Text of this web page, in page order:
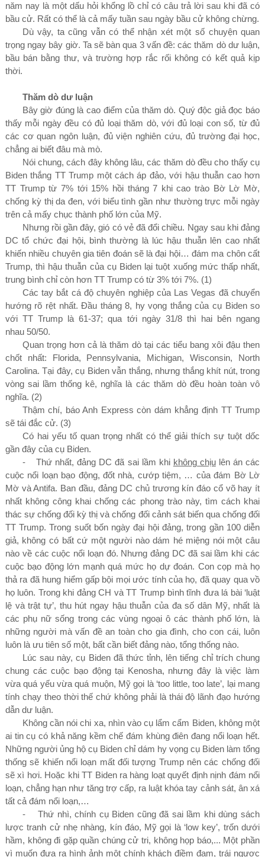
năm nay là một dấu hỏi khổng lồ chỉ có câu trả lời sau khi đã có
bầu cử. Rất có thể là cả mấy tuần sau ngày bầu cử không chừng.
Dù vậy, ta cũng vẫn có thể nhận xét một số chuyện quan
trọng ngay bây giờ. Ta sẽ bàn qua 3vấn đề: các thăm dò dư luận,
bầu bán bằng thư, và trường hợp rắc rối không có kết quả kịp
thời.
Thăm dò dư luận
Bây giờ đúng là cao điểm của thăm dò. Quý độc giả đọc báo
thấy mỗi ngày đều có đủ loại thăm dò, với đủ loại con số, từ đủ
các cơ quan ngôn luận, đủ viện nghiên cứu, đủ trường đại học,
chẳng ai biết đâu mà mò.
Nói chung, cách đây không lâu, các thăm dò đều cho thấy cụ
Biden thắng TT Trump một cách áp đảo, với hậu thuẫn cao hơn
TT Trump từ 7% tới 15% hồi tháng7 khi cao trào Bờ Lờ Mờ,
chống kỳ thị da đen, với biểu tình gần như thường trực mỗi ngày
trên cả mấy chục thành phố lớn của Mỹ.
Nhưng rồi gần đây, gió có vẻ đã đổi chiều. Ngay sau khi đảng
DC tổ chức đại hội, bình thường là lúc hậu thuẫn lên cao nhất
khiến nhiều chuyên gia tiên đoán sẽ là đại hội… đám ma chôn cất
Trump, thì hậu thuẫn của cụ Biden lại tuột xuống mức thấp nhất,
trung bình chỉ còn hơn TT Trump có từ 3% tới 7%. (1)
Các tay bắt cá độ chuyên nghiệp của Las Vegas đã chuyển
hướng rõ rệt nhất. Đầu tháng8, hy vọng thắng của cụ Biden so
với TT Trump là 61-37; qua tới ngày31/8thì hai bên ngang
nhau50/50.
Quan trọng hơn cả là thăm dò tại các tiểu bang xôi đậu then
chốt nhất: Florida, Pennsylvania, Michigan, Wisconsin, North
Carolina. Tại đây, cụ Biden vẫn thắng, nhưng thắng khít nút, trong
vòng sai lầm thống kê, nghĩa là các thăm dò đều hoàn toàn vô
nghĩa. (2)
Thậm chí, báo Anh Express còn dám khẳng định TT Trump
sẽ tái đắc cử. (3)
Có hai yếu tố quan trọng nhất có thể giải thích sự tuột dốc
gần đây của cụ Biden.
-
Thứ nhất, đảng DC đã sai lầm khi không chịulên án các
cuộc nổi loạn bạo động, đốt nhà, cướp tiệm, … của đám Bờ Lờ
Mờ và Antifa. Ban đầu, đảng DC chủ trương kín đáo cổ võ hay ít
nhất không công khai chống các phong trào này, tìm cách khai
thác sự chống đối kỳ thị và chống đối cảnh sát biến qua chống đối
TT Trump. Trong suốt bốn ngày đại hội đảng, trong gần 100diễn
giả, không có bất cứ một người nào dám hé miệng nói một câu
nào về các cuộc nổi loạn đó. Nhưng đảng DC đã sai lầm khi các
cuộc bạo động lớn mạnh quá mức họ dự đoán. Con cọp mà họ
thả ra đã hung hiểm gấp bội mọi ước tính của họ, đã quay qua vồ
họ luôn. Trong khi đảng CH và TT Trump bình tĩnh đưa lá bài ‘luật
lệ và trật tự’, thu hút ngay hậu thuẫn của đa số dân Mỹ, nhất là
các phụ nữ sống trong các vùng ngoại ô các thành phố lớn, là
những người mà vấn đề an toàn cho gia đình, cho con cái, luôn
luôn là ưu tiên số một, bất cần biết đảng nào, tổng thống nào.
Lúc sau này, cụ Biden đã thức tỉnh, lên tiếng chỉ trích chung
chung các cuộc bạo động tại Kenosha, nhưng đây là việc làm
vừa quá yếu vừa quá muộn, Mỹ gọi là ‘too little, too late’, lại mang
tính chạy theo thời thế chứ không phải là thái độ lãnh đạo hướng
dẫn dư luận.
Không cần nói chi xa, nhìn vào cụ lẩm cẩm Biden, không một
ai tin cụ có khả năng kềm chế đám khùng điên đang nổi loạn hết.
Những người ủng hộ cụ Biden chỉ dám hy vọng cụ Biden làm tổng
thống sẽ khiến nổi loạn mất đối tượng Trump nên các chống đối
sẽ xì hơi. Hoặc khi TT Biden ra hàng loạt quyết định nịnh đám nổi
loạn, chẳng hạn như tăng trợ cấp, ra luật khóa tay cảnh sát, ân xá
tất cả đám nổi loạn,…
-
Thứ nhì, chính cụ Biden cũng đã sai lầm khi dùng sách
lược tranh cử nhẹ nhàng, kín đáo, Mỹ gọi là ‘low key’, trốn dưới
hầm, không đi gặp quần chúng cử tri, không họp báo,... Một phần
vì muốn đưa ra hình ảnh một chính khách điềm đạm, trái ngược